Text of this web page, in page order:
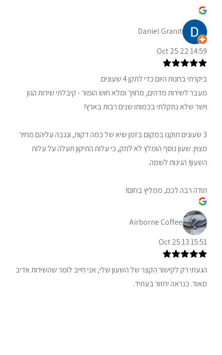
Daniel Granit
14:59 22 Oct 25
ביקרתי בחנות היום כדי לתקן 4 שעונים.
מעבר לשירות מדהים, מחויך ומלא חוש הומור - קיבלתי שירות הגון
וישר שלא נתקלתי בכמותו שנים רבות בארץ!
3 שעונים תוקנו במקום בזמן שיא של כמה דקות, ונגבה עליהם מחיר
מצוין. שעון נוסף הומלץ לא לתק, כי עלות התיקון תעלה על עלות
השעון! הגינות לשמה.
תודה רבה לכם, ממליץ בחום!
Airborne Coffee
15:51 13 Oct 25
הגעתי רק לקישור הקצר של השעון שלי, אני חייב לומר שהשירות אדיב
מאוד. כנראה יחזור בעתיד.